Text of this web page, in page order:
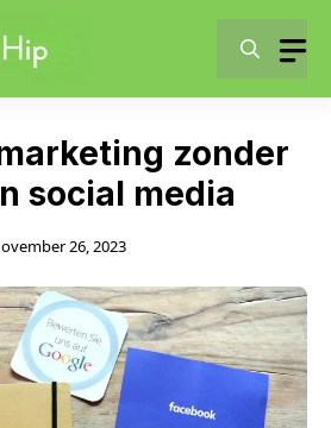
zonder
social media
26, 2023